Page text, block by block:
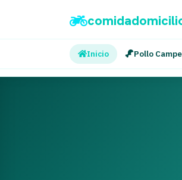
Inicio Pollo